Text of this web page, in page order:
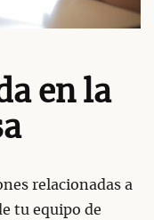
en la
relacionadas a
tu equipo de